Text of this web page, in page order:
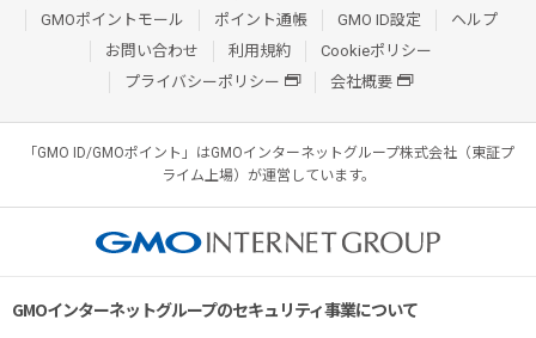
GMOポイントモール
ポイント通帳 GMO ID設定
ヘルプ
お問い合わせ
利用規約
Cookieポリシー
プライバシーポリシー
会社概要
「GMO ID/GMOポイント」はGMOインターネットグループ株式会社（東証プ
ライム上場）が運営しています。
GMOインターネットグループのセキュリティ事業について